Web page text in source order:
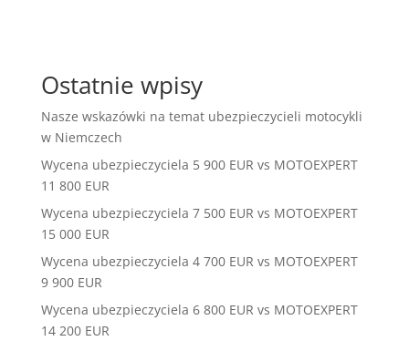
Ostatnie wpisy
Nasze wskazówki na temat ubezpieczycieli motocykli
w Niemczech
Wycena ubezpieczyciela 5 900 EUR vs MOTOEXPERT
11 800 EUR
Wycena ubezpieczyciela 7 500 EUR vs MOTOEXPERT
15 000 EUR
Wycena ubezpieczyciela 4 700 EUR vs MOTOEXPERT
9 900 EUR
Wycena ubezpieczyciela 6 800 EUR vs MOTOEXPERT
14 200 EUR